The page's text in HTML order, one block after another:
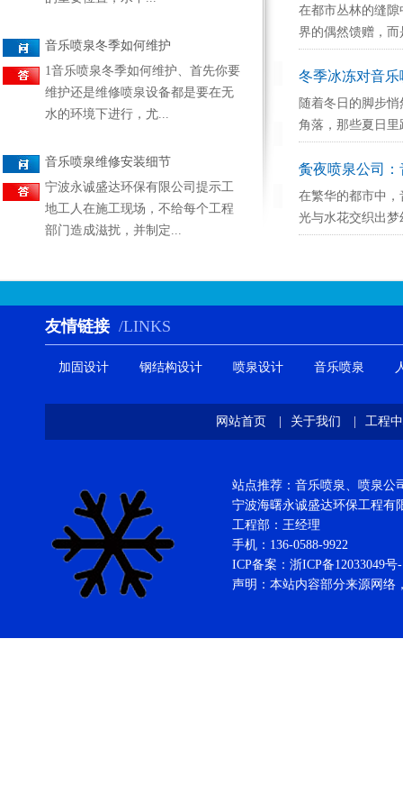
音乐喷泉冬季如何维护
1音乐喷泉冬季如何维护、首先你要
维护还是维修喷泉设备都是要在无
水的环境下进行，尤...
音乐喷泉维修安装细节
宁波永诚盛达环保有限公司提示工
地工人在施工现场，不给每个工程
部门造成滋扰，并制定...
在都市丛林的缝
界的偶然馈赠，
冬季冰冻对音
随着冬日的脚步
角落，那些夏日
夤夜喷泉公司
在繁华的都市中
光与水花交织出
友情链接 /LINKS
加固设计 钢结构设计 喷泉设计 音乐喷泉
网站首页 | 关于我们 | 工程
站点推荐：音乐喷泉、喷泉公
宁波海曙永诚盛达环保工程
工程部：王经理
手机：136-0588-9922
ICP备案： 浙ICP备12033049号
声明：本站内容部分来源网络